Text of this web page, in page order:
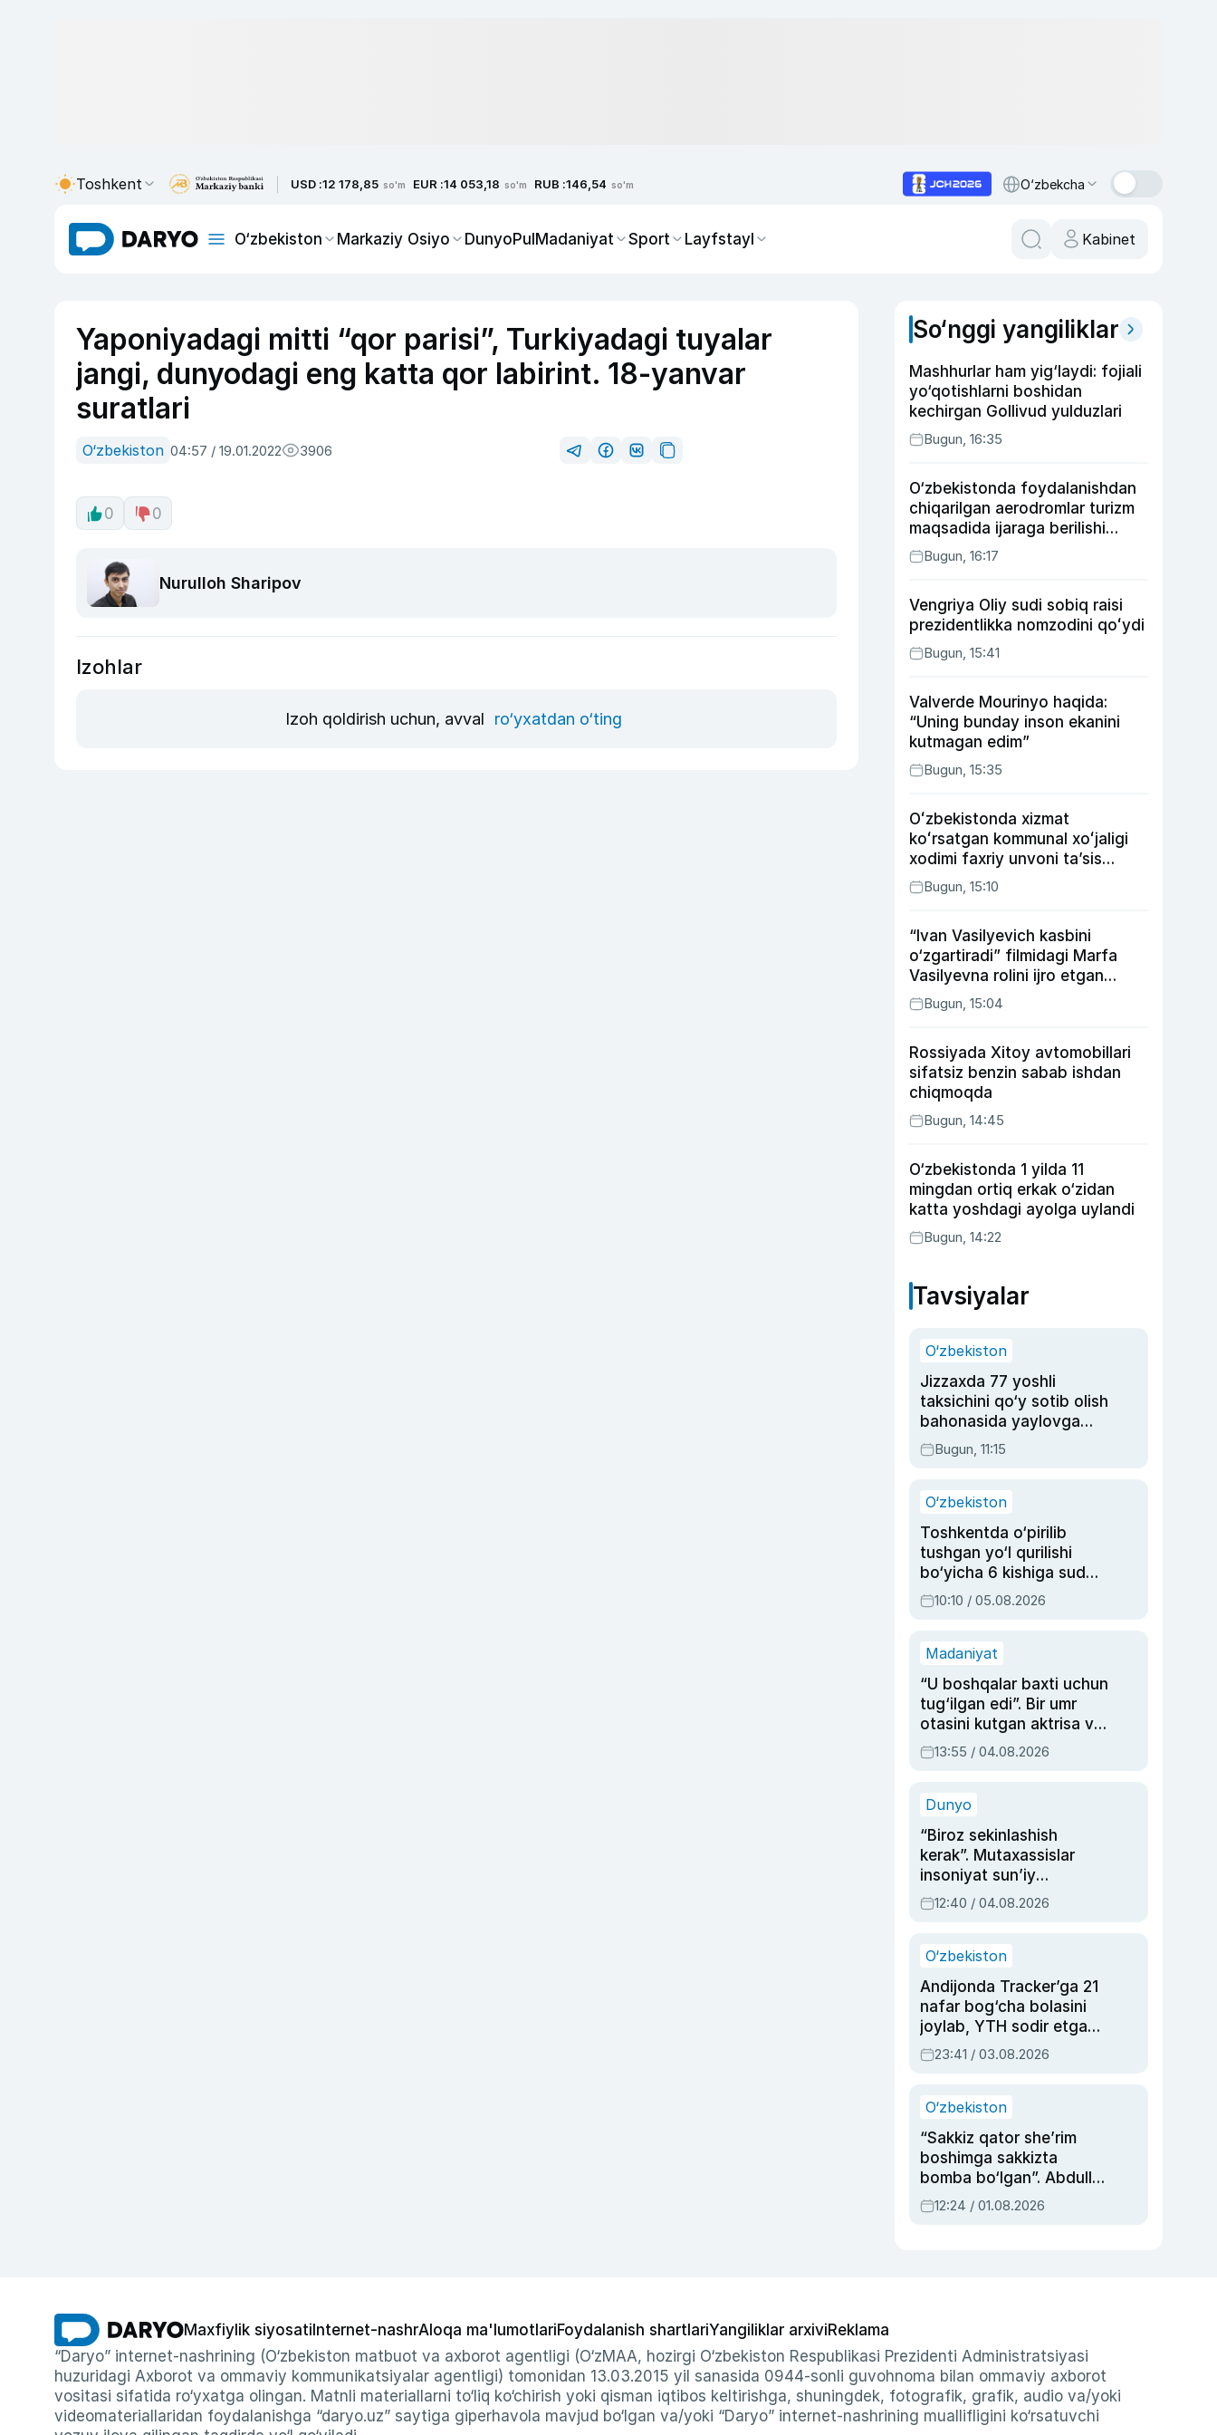
Toshkent USD :12 178,85 so'm EUR :14 053,18 so'm RUB :146,54 so'm O‘zbekcha
O‘zbekiston Markaziy Osiyo DunyoPulMadaniyat Sport Layfstayl Kabinet
Yaponiyadagi mitti “qor parisi”, Turkiyadagi tuyalar
jangi, dunyodagi eng katta qor labirint. 18-yanvar
suratlari
O‘zbekiston 04:57 / 19.01.2022 3906
0 0
Nurulloh Sharipov
Izohlar
Izoh qoldirish uchun, avval ro‘yxatdan o‘ting
So‘nggi yangiliklar
Mashhurlar ham yig‘laydi: fojiali
yo‘qotishlarni boshidan
kechirgan Gollivud yulduzlari
Bugun, 16:35
O‘zbekistonda foydalanishdan
chiqarilgan aerodromlar turizm
maqsadida ijaraga berilishi
mumkin
Bugun, 16:17
Vengriya Oliy sudi sobiq raisi
prezidentlikka nomzodini qoʻydi
Bugun, 15:41
Valverde Mourinyo haqida:
“Uning bunday inson ekanini
kutmagan edim”
Bugun, 15:35
Oʻzbekistonda xizmat
koʻrsatgan kommunal xoʻjaligi
xodimi faxriy unvoni taʼsis
etilishi mumkin
Bugun, 15:10
“Ivan Vasilyevich kasbini
o‘zgartiradi” filmidagi Marfa
Vasilyevna rolini ijro etgan
aktrisaning taqdiri qanday
kechdi?
Bugun, 15:04
Rossiyada Xitoy avtomobillari
sifatsiz benzin sabab ishdan
chiqmoqda
Bugun, 14:45
O‘zbekistonda 1 yilda 11
mingdan ortiq erkak o‘zidan
katta yoshdagi ayolga uylandi
Bugun, 14:22
Tavsiyalar
O‘zbekiston
Jizzaxda 77 yoshli
taksichini qo‘y sotib olish
bahonasida yaylovga
olib borib o‘ldirgan yigit
20 yilga qamaldi
Bugun, 11:15
O‘zbekiston
Toshkentda o‘pirilib
tushgan yo‘l qurilishi
bo‘yicha 6 kishiga sud
hukmi o‘qildi
10:10 / 05.08.2026
Madaniyat
“U boshqalar baxti uchun
tug‘ilgan edi”. Bir umr
otasini kutgan aktrisa va
dublyaj ustasi Rimma
Ahmedovaning
13:55 / 04.08.2026
Dunyo
“Biroz sekinlashish
kerak”. Mutaxassislar
insoniyat sun’iy
intellektni boshqara
olmay qolishidan xavotir
12:40 / 04.08.2026
O‘zbekiston
Andijonda Tracker’ga 21
nafar bog‘cha bolasini
joylab, YTH sodir etgan
ayolga sud hukmi o‘qildi
23:41 / 03.08.2026
O‘zbekiston
“Sakkiz qator she’rim
boshimga sakkizta
bomba bo‘lgan”. Abdulla
Oripovni siyosiy
ayblovlardan asrab
12:24 / 01.08.2026
Maxfiylik siyosati Internet-nashrAloqa ma'lumotlariFoydalanish shartlariYangiliklar arxiviReklama
“Daryo” internet-nashrining (O‘zbekiston matbuot va axborot agentligi (O‘zMAA, hozirgi O‘zbekiston Respublikasi Prezidenti Administratsiyasi
huzuridagi Axborot va ommaviy kommunikatsiyalar agentligi) tomonidan 13.03.2015 yil sanasida 0944-sonli guvohnoma bilan ommaviy axborot
vositasi sifatida ro‘yxatga olingan. Matnli materiallarni to‘liq ko‘chirish yoki qisman iqtibos keltirishga, shuningdek, fotografik, grafik, audio va/yoki
videomateriallaridan foydalanishga “daryo.uz” saytiga giperhavola mavjud bo‘lgan va/yoki “Daryo” internet-nashrining muallifligini ko‘rsatuvchi